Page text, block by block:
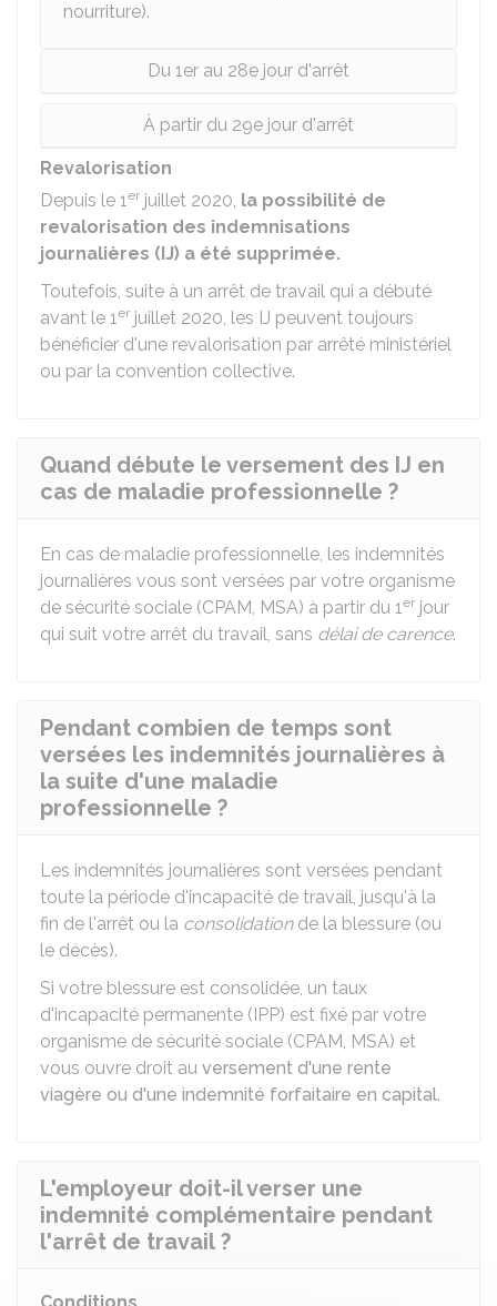
nourriture).
Du 1er au 28e jour d'arrêt
À partir du 29e jour d'arrêt
Revalorisation
Depuis le 1er juillet 2020, la possibilité de
revalorisation des indemnisations
journalières (IJ) a été supprimée.
Toutefois, suite à un arrêt de travail qui a débuté
avant le 1er juillet 2020, les IJ peuvent toujours
bénéficier d'une revalorisation par arrêté ministériel
ou par la convention collective.
Quand débute le versement des IJ en
cas de maladie professionnelle ?
En cas de maladie professionnelle, les indemnités
journalières vous sont versées par votre organisme
de sécurité sociale (CPAM, MSA) à partir du 1er jour
qui suit votre arrêt du travail, sans délai de carence.
Pendant combien de temps sont
versées les indemnités journalières à
la suite d'une maladie
professionnelle ?
Les indemnités journalières sont versées pendant
toute la période d'incapacité de travail, jusqu'à la
fin de l'arrêt ou la consolidationde la blessure (ou
le décès).
Si votre blessure est consolidée, un taux
d'incapacité permanente (IPP) est fixé par votre
organisme de sécurité sociale (CPAM, MSA) et
vous ouvre droit au versement d'une rente
viagère ou d'une indemnité forfaitaire en capital.
L'employeur doit-il verser une
indemnité complémentaire pendant
l'arrêt de travail ?